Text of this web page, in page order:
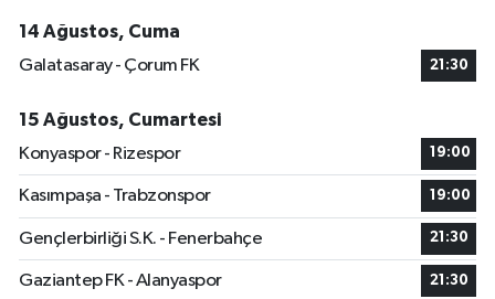
14 Ağustos, Cuma
Galatasaray - Çorum FK
21:30
15 Ağustos, Cumartesi
Konyaspor - Rizespor
19:00
Kasımpaşa - Trabzonspor 19:00
Gençlerbirliği S.K. - Fenerbahçe 21:30
Gaziantep FK - Alanyaspor 21:30